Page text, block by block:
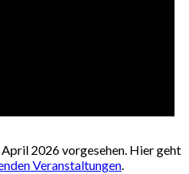
2026 vorgesehen. Hier geht
Veranstaltungen.